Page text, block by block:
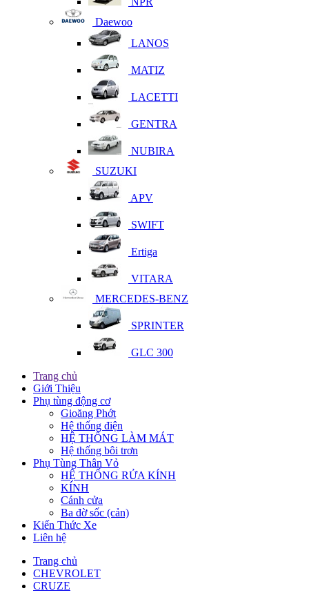
Daewoo
LANOS
MATIZ
LACETTI
GENTRA
NUBIRA
SUZUKI
APV
SWIFT
Ertiga
VITARA
MERCEDES-BENZ
SPRINTER
GLC 300
Trang chủ
Giới Thiệu
Phụ tùng động cơ
Gioăng Phớt
Hệ thống điện
HỆ THỐNG LÀM MÁT
Hệ thống bôi trơn
Phụ Tùng Thân Vỏ
HỆ THỐNG RỬA KÍNH
KÍNH
Cánh cửa
Ba đờ sốc (cản)
Kiến Thức Xe
Liên hệ
Trang chủ
CHEVROLET
CRUZE